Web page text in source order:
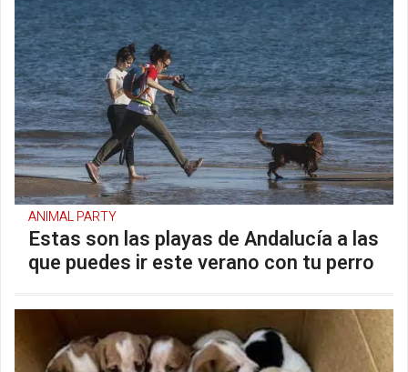
ANIMAL PARTY
Estas son las playas de Andalucía a las
que puedes ir este verano con tu perro